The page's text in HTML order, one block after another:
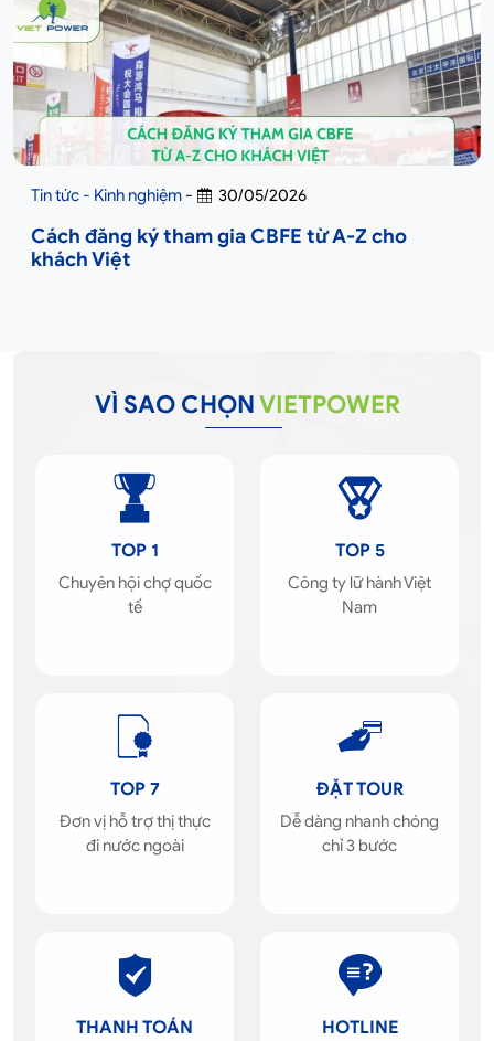
Tin tức - Kinh nghiệm - 30/05/2026
Cách đăng ký tham gia CBFE từ A-Z cho
khách Việt
VÌ SAO CHỌNVIETPOWER
TOP 1
Chuyên hội chợ quốc
tế
TOP 5
Công ty lữ hành Việt
Nam
TOP 7
Đơn vị hỗ trợ thị thực
đi nước ngoài
ĐẶT TOUR
Dễ dàng nhanh chóng
chỉ 3 bước
THANH TOÁN HOTLINE